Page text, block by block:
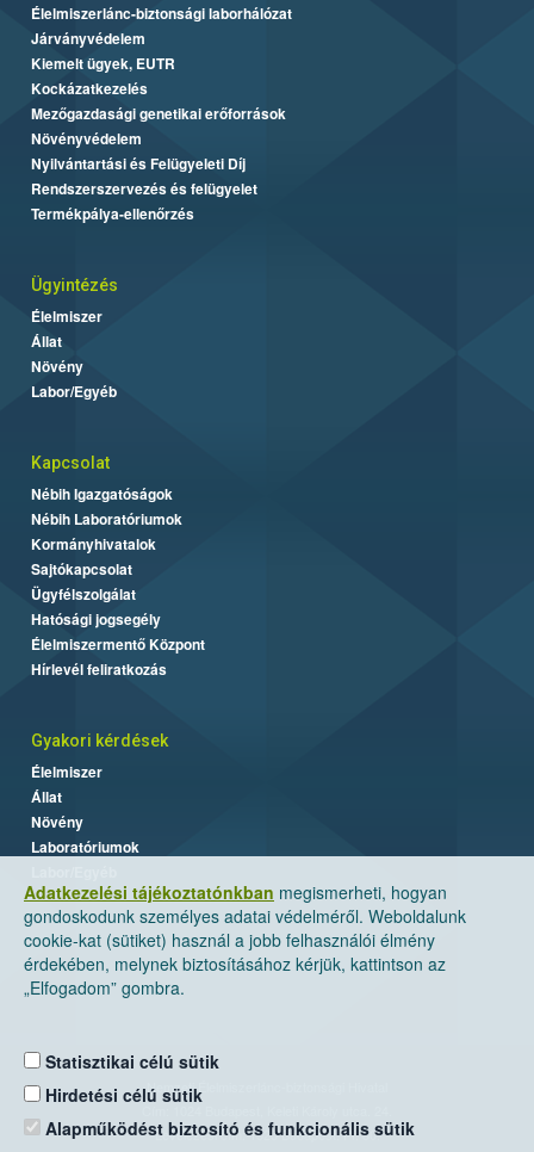
Adatkezelési tájékoztatónkban megismerheti, hogyan
gondoskodunk személyes adatai védelméről. Weboldalunk
cookie-kat (sütiket) használ a jobb felhasználói élmény
érdekében, melynek biztosításához kérjük, kattintson az
„Elfogadom” gombra.
Statisztikai célú sütik
Hirdetési célú sütik
Alapműködést biztosító és funkcionális sütik
Élelmiszerlánc-biztonsági laborhálózat
Járványvédelem
Kiemelt ügyek, EUTR
Kockázatkezelés
Mezőgazdasági genetikai erőforrások
Növényvédelem
Nyilvántartási és Felügyeleti Díj
Rendszerszervezés és felügyelet
Termékpálya-ellenőrzés
Ügyintézés
Élelmiszer
Állat
Növény
Labor/Egyéb
Kapcsolat
Nébih Igazgatóságok
Nébih Laboratóriumok
Kormányhivatalok
Sajtókapcsolat
Ügyfélszolgálat
Hatósági jogsegély
Élelmiszermentő Központ
Hírlevél feliratkozás
Gyakori kérdések
Élelmiszer
Állat
Növény
Laboratóriumok
Nemzeti Élelmiszerlánc-biztonsági Hivatal
Levelezési cím: 1525 Budapest. Pf. 30.